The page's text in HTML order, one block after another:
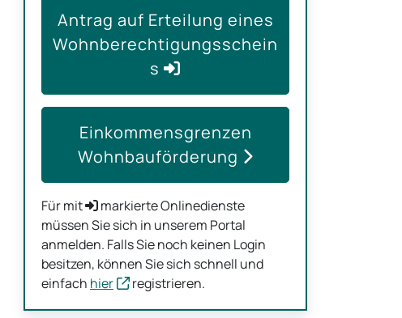
Antrag auf Erteilung eines
Wohnberechtigungsschein
s
Einkommensgrenzen
Wohnbauförderung
Für mit
markierte Onlinedienste
müssen Sie sich in unserem Portal
anmelden. Falls Sie noch keinen Login
besitzen, können Sie sich schnell und
einfach hier registrieren.